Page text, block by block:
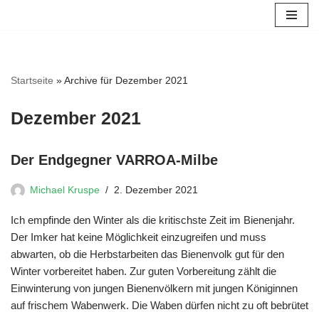
Startseite »Archive für Dezember 2021
Dezember 2021
Der Endgegner VARROA-Milbe
Michael Kruspe 2. Dezember 2021
Ich empfinde den Winter als die kritischste Zeit im Bienenjahr.
Der Imker hat keine Möglichkeit einzugreifen und muss
abwarten, ob die Herbstarbeiten das Bienenvolk gut für den
Winter vorbereitet haben. Zur guten Vorbereitung zählt die
Einwinterung von jungen Bienenvölkern mit jungen Königinnen
auf frischem Wabenwerk. Die Waben dürfen nicht zu oft bebrütet